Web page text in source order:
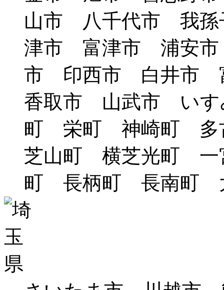
山市 八千代市 我
津市 富津市 浦安
市 印西市 白井市
香取市 山武市 い
町 栄町 神崎町
芝山町 横芝光町
町 長柄町 長南町